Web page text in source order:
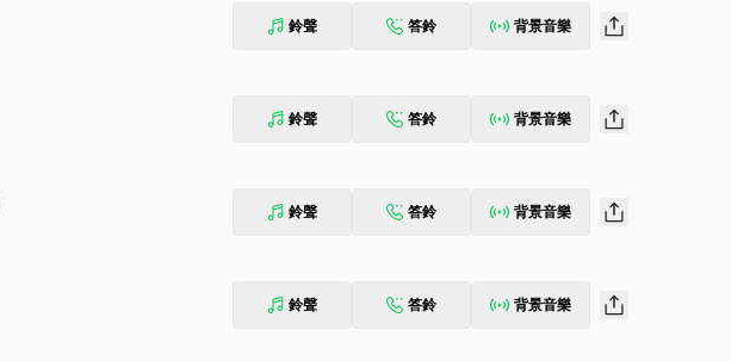
鈴聲 答鈴 背景音樂
鈴聲 答鈴 背景音樂
鈴聲 答鈴 背景音樂
鈴聲 答鈴 背景音樂